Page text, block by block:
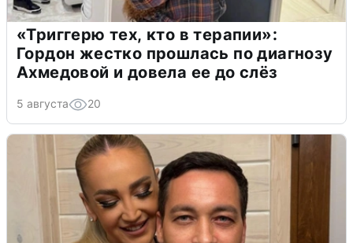
«Триггерю тех, кто в терапии»:
Гордон жестко прошлась по диагнозу
Ахмедовой и довела ее до слёз
5 августа 20